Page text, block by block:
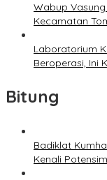
Wabup Vasung
Kecamatan
Laboratorium
Beroperasi, Ini
Bitung
Badiklat
Kenali